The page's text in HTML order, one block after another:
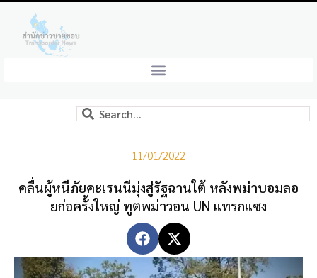
11/01/2022
คลื่นผู้หนีภัยคะเรนนีมุ่งสู่รัฐฉานใต้ หลังพม่าบอมลอ
ยก่อครั้งใหญ่ ทูตพม่าวอน UN แทรกแซง